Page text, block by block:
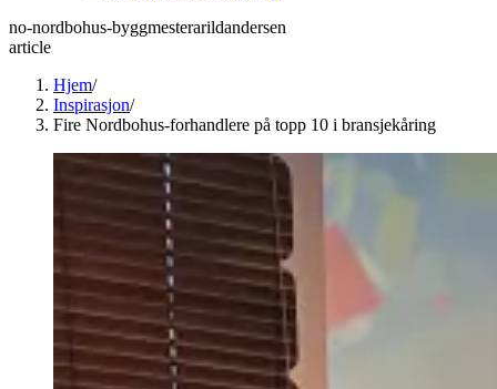
no-nordbohus-byggmesterarildandersen
article
Hjem/
Inspirasjon/
Fire Nordbohus-forhandlere på topp 10 i bransjekåring